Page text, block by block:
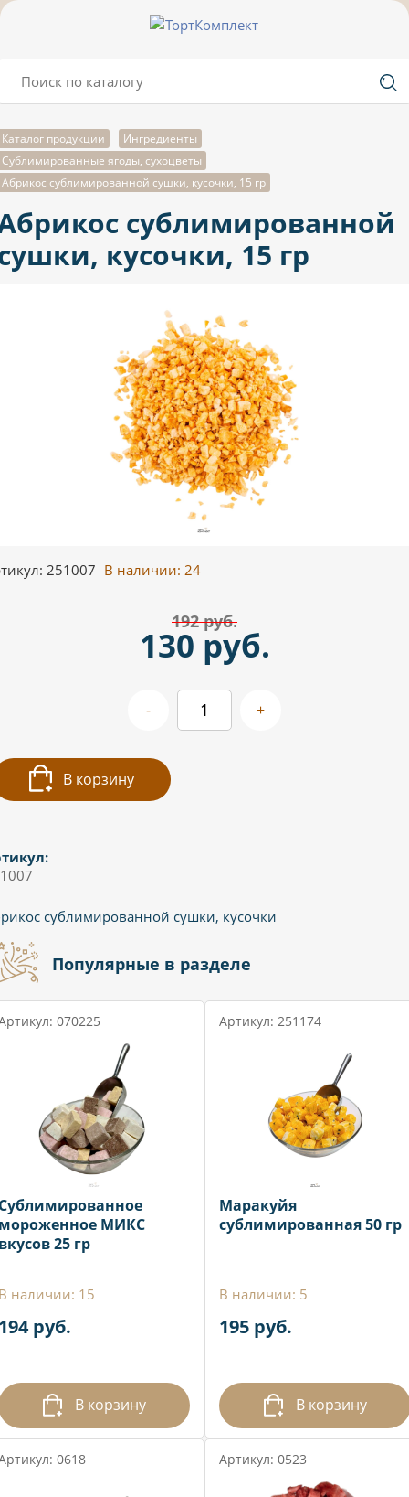
Каталог продукции
Ингредиенты
Сублимированные ягоды, сухоцветы
Абрикос сублимированной сушки, кусочки, 15 гр
сублимированной
кусочки, 15 гр
251007 В наличии: 24
192 руб.
130 руб.
- +
В корзину
сублимированной сушки, кусочки
Популярные в разделе
070225
МИКС
25 гр
наличии: 15
руб.
В корзину
Артикул: 251174
Маракуйя
сублимированная 50 гр
В наличии: 5
195 руб.
В корзину
0618 Артикул: 0523